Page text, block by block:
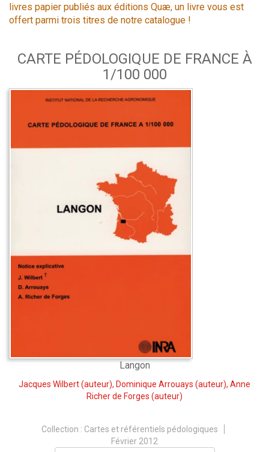
livres papier publiés aux éditions Quæ, un livre vous est
offert parmi trois titres de notre catalogue !
CARTE PÉDOLOGIQUE DE FRANCE À
1/100 000
Langon
Jacques Wilbert(auteur), Dominique Arrouays (auteur), Anne
Richer de Forges (auteur)
Collection : Cartes et référentiels pédologiques
Février 2012